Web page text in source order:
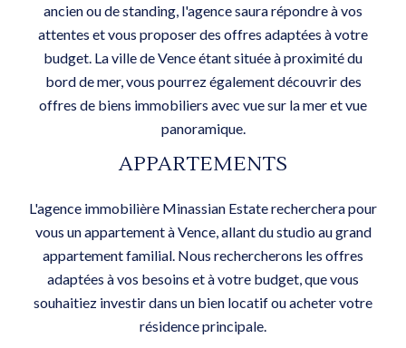
ancien ou de standing, l'agence saura répondre à vos
attentes et vous proposer des offres adaptées à votre
budget. La ville de Vence étant située à proximité du
bord de mer, vous pourrez également découvrir des
offres de biens immobiliers avec vue sur la mer et vue
panoramique.
APPARTEMENTS
L'agence immobilière Minassian Estate recherchera pour
vous un appartement à Vence, allant du studio au grand
appartement familial. Nous rechercherons les offres
adaptées à vos besoins et à votre budget, que vous
souhaitiez investir dans un bien locatif ou acheter votre
résidence principale.